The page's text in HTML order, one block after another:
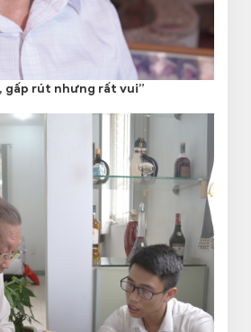
gấp rút nhưng rất vui”